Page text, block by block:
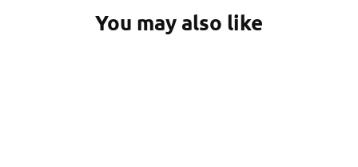
You may also like